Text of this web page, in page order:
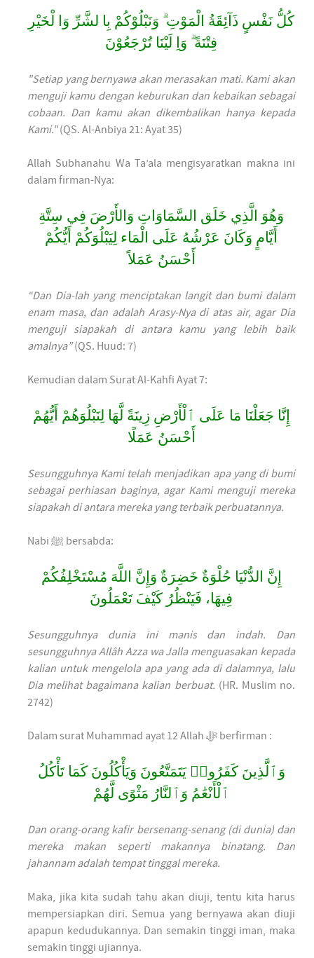
كُلُّ نَفْسٍ ذَآئِقَةُ الْمَوْتِ ۗ وَنَبْلُوْكُمْ بِا لشَّرِّ وَا لْخَيْرِ
فِتْنَةً ۗ وَاِ لَيْنَا تُرْجَعُوْنَ
"Setiap yang bernyawa akan merasakan mati. Kami akan
menguji kamu dengan keburukan dan kebaikan sebagai
cobaan. Dan kamu akan dikembalikan hanya kepada
Kami."(QS. Al-Anbiya 21: Ayat 35)
Allah Subhanahu Wa Ta’ala mengisyaratkan makna ini
dalam firman-Nya:
وَهُوَ الَّذِي خَلَق السَّمَاوَاتِ وَالأَرْضَ فِي سِتَّةِ
أَيَّامٍ وَكَانَ عَرْشُهُ عَلَى الْمَاء لِيَبْلُوَكُمْ أَيُّكُمْ
أَحْسَنُ عَمَلاً
“Dan Dia-lah yang menciptakan langit dan bumi dalam
enam masa, dan adalah Arasy-Nya di atas air, agar Dia
menguji siapakah di antara kamu yang lebih baik
amalnya”(QS. Huud: 7)
Kemudian dalam Surat Al-Kahfi Ayat 7:
إِنَّا جَعَلْنَا مَا عَلَى ٱلْأَرْضِ زِينَةً لَّهَا لِنَبْلُوَهُمْ أَيُّهُمْ
أَحْسَنُ عَمَلًا
Sesungguhnya Kami telah menjadikan apa yang di bumi
sebagai perhiasan baginya, agar Kami menguji mereka
siapakah di antara mereka yang terbaik perbuatannya.
Nabi ﷺ bersabda:
إِنَّ الدُّنْيَا حُلْوَةٌ خَضِرَةٌ وَإِنَّ اللَّهَ مُسْتَخْلِفُكُمْ
فِيهَا، فَيَنْظُرُ كَيْفَ تَعْمَلُونَ
Sesungguhnya dunia ini manis dan indah. Dan
sesungguhnya Allâh Azza wa Jalla menguasakan kepada
kalian untuk mengelola apa yang ada di dalamnya, lalu
Dia melihat bagaimana kalian berbuat. (HR. Muslim no.
2742)
Dalam surat Muhammad ayat 12 Allah ﷻ berfirman :
وَٱلَّذِينَ كَفَرُوا۟ يَتَمَتَّعُونَ وَيَأْكُلُونَ كَمَا تَأْكُلُ
ٱلْأَنْعَٰمُ وَٱلنَّارُ مَثْوًى لَّهُمْ
Dan orang-orang kafir bersenang-senang (di dunia) dan
mereka makan seperti makannya binatang. Dan
jahannam adalah tempat tinggal mereka.
Maka, jika kita sudah tahu akan diuji, tentu kita harus
mempersiapkan diri. Semua yang bernyawa akan diuji
apapun kedudukannya. Dan semakin tinggi iman, maka
semakin tinggi ujiannya.